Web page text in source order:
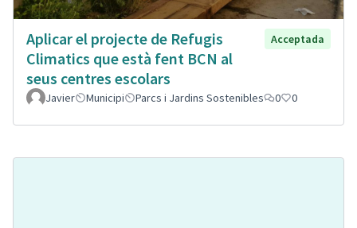
Aplicar el projecte de Refugis
Climatics que està fent BCN al
seus centres escolars
Acceptada
Javier Municipi Parcs i Jardins Sostenibles 0 0